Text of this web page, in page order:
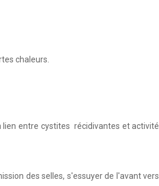
chaleurs.
entre cystites récidivantes et activité
des selles, s'essuyer de l'avant vers